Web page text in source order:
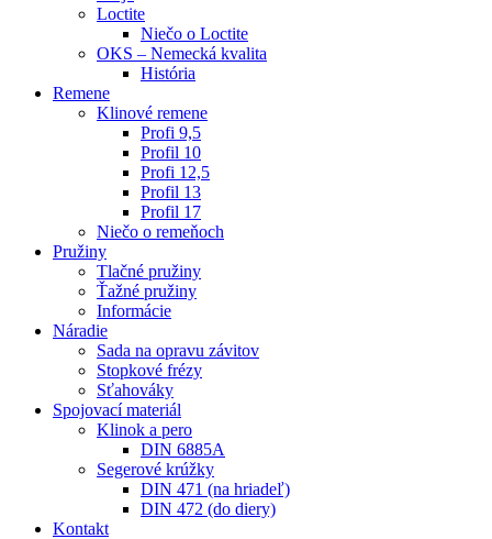
Loctite
Niečo o Loctite
OKS – Nemecká kvalita
História
Remene
Klinové remene
Profi 9,5
Profil 10
Profi 12,5
Profil 13
Profil 17
Niečo o remeňoch
Pružiny
Tlačné pružiny
Ťažné pružiny
Informácie
Náradie
Sada na opravu závitov
Stopkové frézy
Sťahováky
Spojovací materiál
Klinok a pero
DIN 6885A
Segerové krúžky
DIN 471 (na hriadeľ)
DIN 472 (do diery)
Kontakt